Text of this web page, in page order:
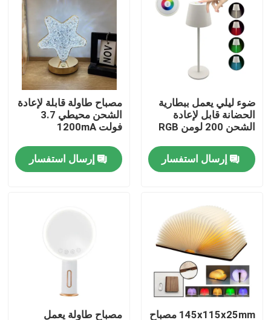
منتجات
أشرطة فيديو
عرض الواقع الافتراضي
معلومات عنا
جولة في المعمل
اتصل بنا
اطلب اقتباس
مصابيح عمل LED محمولة
ضوء ليلي يعمل ببطارية
الحضانة قابل لإعادة
الشحن 200 لومن RGB
إرسال استفسار
مصباح طاولة قابلة لإعادة
الشحن محيطي 3.7
فولت 1200mA
إرسال استفسار
145x115x25mm مصباح مصباح طاولة يعمل